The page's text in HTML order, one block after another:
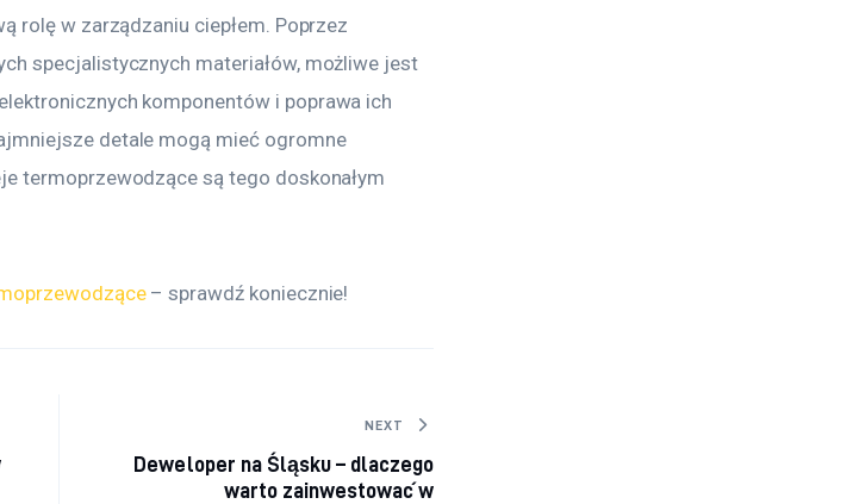
rolę w zarządzaniu ciepłem. Poprzez
specjalistycznych materiałów, możliwe jest
komponentów i poprawa ich
detale mogą mieć ogromne
termoprzewodzące są tego doskonałym
– sprawdź koniecznie!
NEXT
Deweloper na Śląsku – dlaczego
warto zainwestować w